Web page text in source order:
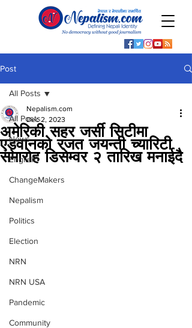
Post
All Posts
News
English
ChangeMakers
Nepalism
Politics
Election
NRN
NRN USA
Pandemic
Community
All Posts
अमेरिकी सहर जर्सी सिटीमा
एड्वानको रजत जयन्ती च्यारिटी
समारोह डिसेम्वर २ तारिख मनाईदै
Nepalism.com
Dec 2, 2023